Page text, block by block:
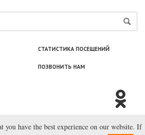
СТАТИСТИКА ПОСЕЩЕНИЙ
ПОЗВОНИТЬ НАМ
Новоcтей», 2003—2026.
you have the best experience on our website. If